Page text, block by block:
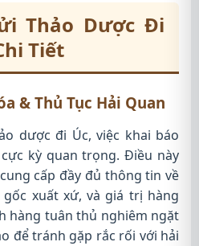
Thảo Dược Đi
Tiết
& Thủ Tục Hải Quan
dược đi Úc, việc khai báo
kỳ quan trọng. Điều này
cấp đầy đủ thông tin về
xuất xứ, và giá trị hàng
hàng tuân thủ nghiêm ngặt
để tránh gặp rắc rối với hải